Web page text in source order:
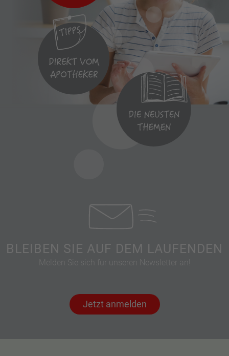
BLEIBEN SIE AUF DEM LAUFENDEN
Melden Sie sich für unseren Newsletter an!
Jetzt anmelden